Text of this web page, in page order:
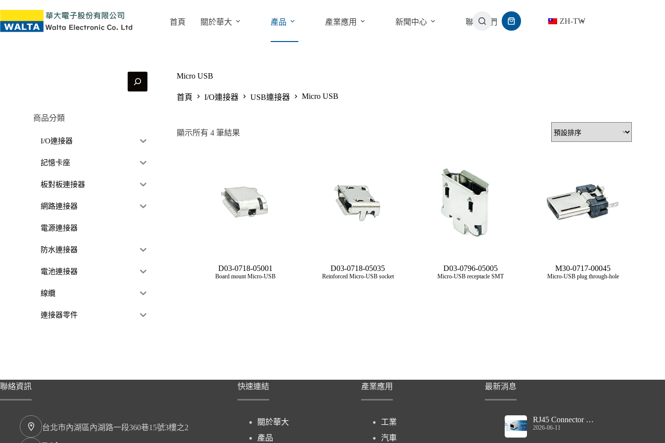
首頁 關於華大 產品 產業應用 新聞中心 聯繫我們 ZH-TW
Micro USB
首頁 I/O連接器 USB連接器 Micro USB
顯示所有 4 筆結果
D03-0718-05001
Board mount Micro‑USB
D03-0718-05035
Reinforced Micro‑USB socket
D03-0796-05005
Micro‑USB receptacle SMT
M30-0717-00045
Micro‑USB plug through-hole
商品分類
I/O連接器
記憶卡座
板對板連接器
網路連接器
電源連接器
防水連接器
電池連接器
線纜
連接器零件
聯絡資訊
台北市內湖區內湖路一段360巷15號3樓之2
快速連結
關於華大
產品
產業應用
工業
汽車
最新消息
RJ45 Connector with Magnetics Guide
2026-06-11